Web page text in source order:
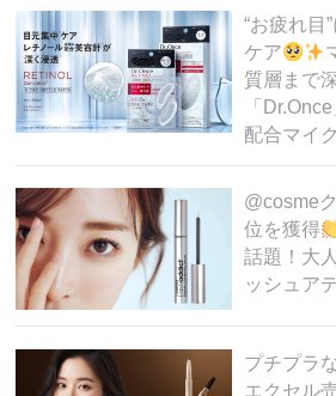
“お疲れ目
ケア
質層まで
「
配合マイ
@cosme
位を獲得
話題！大
ッシュア
プチプラ
エクセル